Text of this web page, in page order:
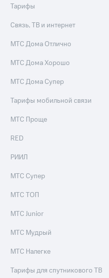
Тарифы
Связь, ТВ и интернет
МТС Дома Отлично
МТС Дома Хорошо
МТС Дома Супер
Тарифы мобильной связи
МТС Проще
RED
РИИЛ
МТС Супер
МТС ТОП
МТС Junior
МТС Мудрый
МТС Налегке
Тарифы для спутникового ТВ